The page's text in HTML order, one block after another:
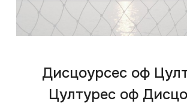
Дисцоурсес оф
Цултурес оф